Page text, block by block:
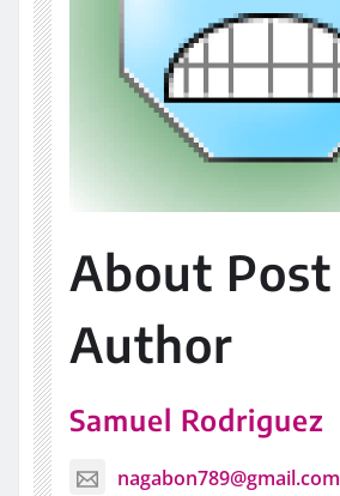
About Post
Author
Samuel Rodriguez
nagabon789@gmail.com